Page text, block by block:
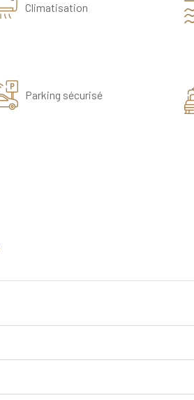
Climatisation
Parking sécurisé